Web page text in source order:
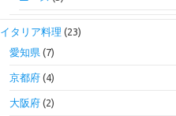
イタリア料理 (23)
愛知県(7)
京都府(4)
大阪府(2)